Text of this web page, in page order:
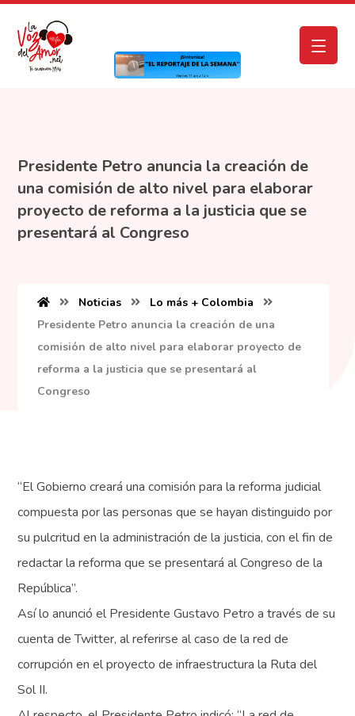
Presidente Petro anuncia la creación de
una comisión de alto nivel para elaborar
proyecto de reforma a la justicia que se
presentará al Congreso
Noticias
Lo más + Colombia
Presidente Petro anuncia la creación de una
comisión de alto nivel para elaborar proyecto de
reforma a la justicia que se presentará al
Congreso
“El Gobierno creará una comisión para la reforma judicial
compuesta por las personas que se hayan distinguido por
su pulcritud en la administración de la justicia, con el fin de
redactar la reforma que se presentará al Congreso de la
República”.
Así lo anunció el Presidente Gustavo Petro a través de su
cuenta de Twitter, al referirse al caso de la red de
corrupción en el proyecto de infraestructura la Ruta del
Sol II.